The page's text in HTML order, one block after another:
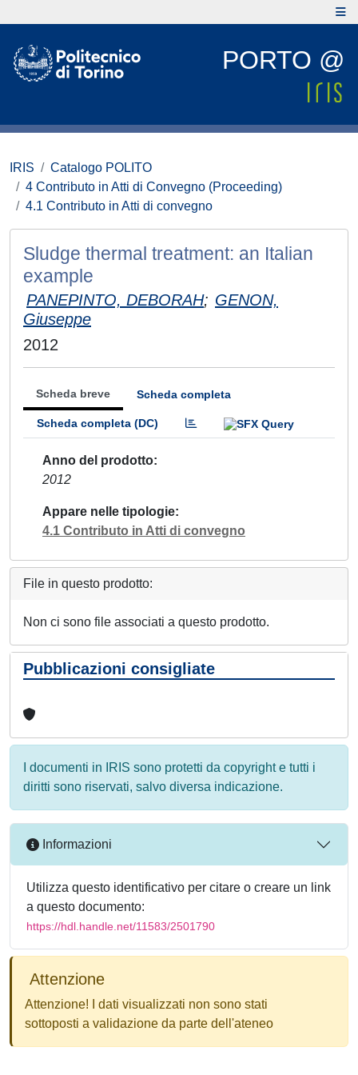
PORTO @
IRIS
Catalogo POLITO
4 Contributo in Atti di Convegno (Proceeding)
4.1 Contributo in Atti di convegno
Sludge thermal treatment: an Italian
example
PANEPINTO, DEBORAH; GENON,
Giuseppe
2012
Scheda breve Scheda completa
Scheda completa (DC)
Anno del prodotto
2012
Appare nelle tipologie
4.1 Contributo in Atti di convegno
File in questo prodotto:
Non ci sono file associati a questo prodotto.
Pubblicazioni consigliate
I documenti in IRIS sono protetti da copyright e tutti i
diritti sono riservati, salvo diversa indicazione.
Informazioni
Utilizza questo identificativo per citare o creare un link
a questo documento:
https://hdl.handle.net/11583/2501790
Attenzione
Attenzione! I dati visualizzati non sono stati
sottoposti a validazione da parte dell'ateneo